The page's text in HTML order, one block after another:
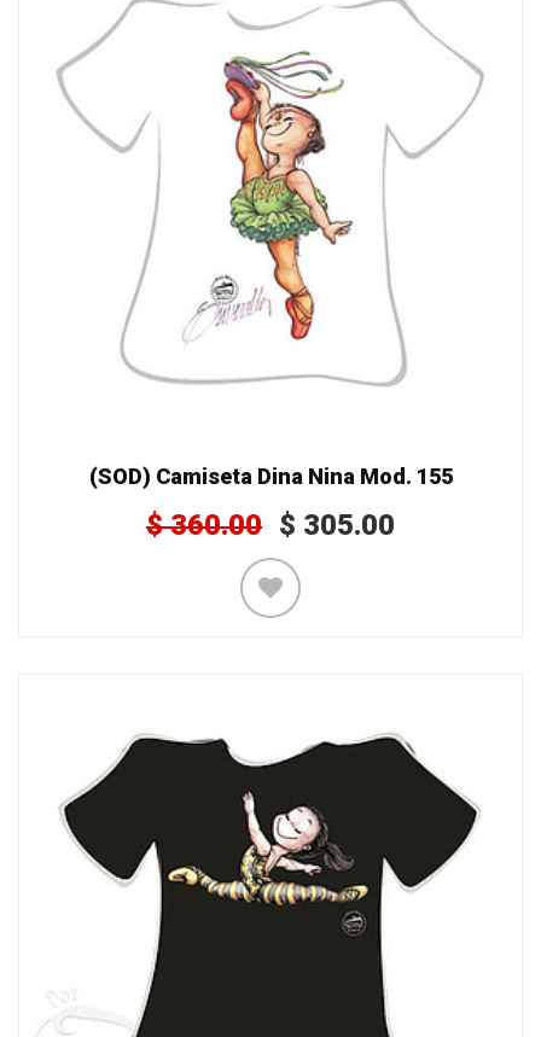
(SOD) Camiseta Dina Nina Mod. 155
$360.00 $ 305.00